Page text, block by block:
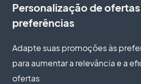
Personalização de
preferências
Adapte suas promoções às
para aumentar a relevância e a
ofertas